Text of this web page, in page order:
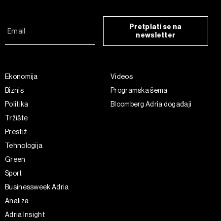
Pretplati se na
newsletter
Ekonomija
Biznis
Politika
Tržište
Prestiž
Tehnologija
Green
Sport
Businessweek Adria
Analiza
Adria Insight
Videos
Programska šema
Bloomberg Adria događaji